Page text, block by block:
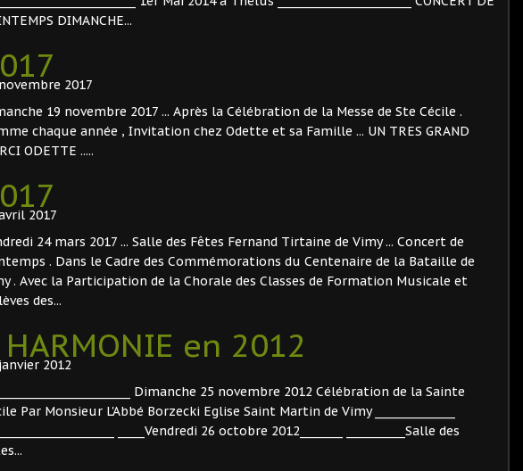
DIMANCHE...
2017
19 novembre 2017 ... Après la Célébration de la Messe de Ste Cécile .
chaque année , Invitation chez Odette et sa Famille ... UN TRES GRAND
ODETTE .....
2017
24 mars 2017 ... Salle des Fêtes Fernand Tirtaine de Vimy ... Concert de
. Dans le Cadre des Commémorations du Centenaire de la Bataille de
. Avec la Participation de la Chorale des Classes de Formation Musicale et
des...
HARMONIE en 2012
2012
Dimanche 25 novembre 2012 Célébration de la Sainte
Par Monsieur L'Abbé Borzecki Eglise Saint Martin de Vimy _______________
_____Vendredi 26 octobre 2012________ ___________Salle des